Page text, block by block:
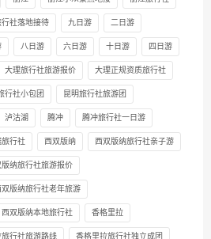
行社落地接待 九日游 二日游
八日游 六日游 十日游 四日游
大理旅行社旅游报价 大理正规资质旅行社
行社小包团 昆明旅行社旅游团
泸沽湖 腾冲 腾冲旅行社一日游
旅行社 西双版纳 西双版纳旅行社亲子游
版纳旅行社旅游报价
双版纳旅行社老年旅游
西双版纳本地旅行社 香格里拉
旅行社旅游路线 香格里拉旅行社独立成团